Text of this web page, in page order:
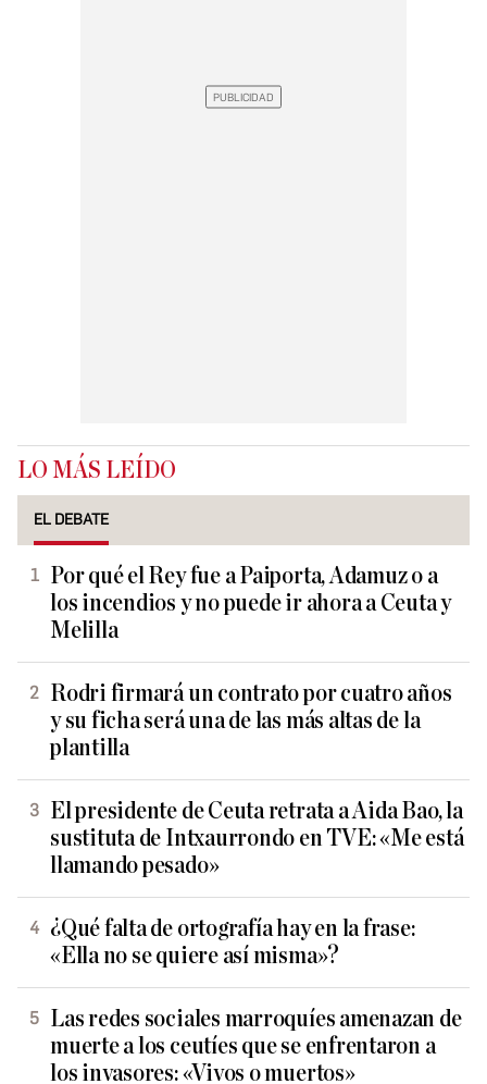
LO MÁS LEÍDO
EL DEBATE
Por qué el Rey fue a Paiporta, Adamuz o a
los incendios y no puede ir ahora a Ceuta y
Melilla
Rodri firmará un contrato por cuatro años
y su ficha será una de las más altas de la
plantilla
El presidente de Ceuta retrata a Aida Bao, la
sustituta de Intxaurrondo en TVE: «Me está
llamando pesado»
¿Qué falta de ortografía hay en la frase:
«Ella no se quiere así misma»?
Las redes sociales marroquíes amenazan de
muerte a los ceutíes que se enfrentaron a
los invasores: «Vivos o muertos»